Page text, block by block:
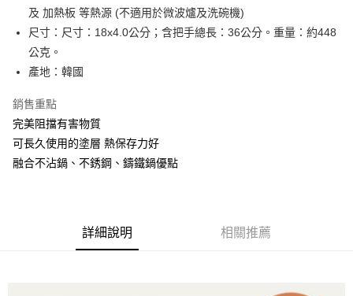
全盈+PAY
大哥付你分期
相關說明
【大哥付你分期使用說明】
2.付款方式選擇「大哥付你分期」，訂單成立後會自動跳轉到大哥付的交易
流程，驗證手機門號後，選擇欲分期的期數、繳款截止日，確認付款後即完
成交易。
3.實際核准額度、可分期數及費用金額請依後續交易確認頁面所載為準。
4.訂單成立30分鐘內，如未前往確認交易或遇審核未通過，訂單將自動取
相關說明
【關於「AFTEE先享後付」】
AFTEE先享後付是「在收到商品之後才付款」的支付方式。 讓您購物簡單
１．簡單：不需註冊會員、不需綁卡、不需儲值。
【「AFTEE先享後付」結帳流程】
１．於結帳方式選擇「AFTEE先享後付」後，將跳轉至「AFTEE先享後付」
結帳頁面，進行簡訊認證並確認金額後，即可完成結帳。
３．收到繳費通知簡訊後14天內，點擊此簡訊中的連結，可透過四大超商／
ATM付款
京站台北店客服中心(1F星巴克旁) 即日起不提供京站紙袋，取件時
及 加熱板 等熱源 (不適用於微波爐及洗碗機)
尺寸：尺寸：18x4.0公分；含把手總長：36公分。重量：約448
公克。
產地：韓國
銷售重點
完美阻擋有害物質
可長久使用的塗層 熱保存力好
融合不沾鍋、不銹鋼、鑄鐵鍋優點
詳細說明 相關推薦